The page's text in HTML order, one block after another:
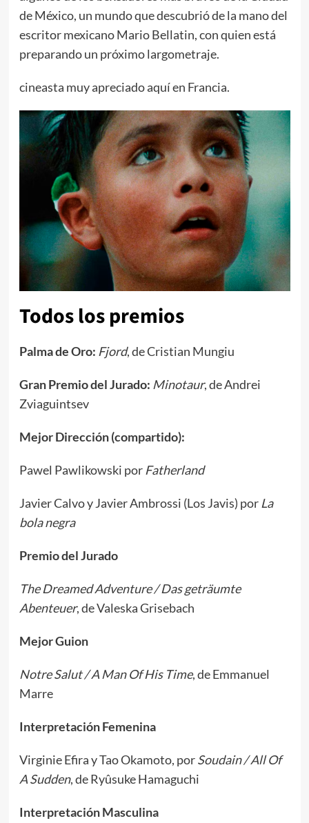
de México, un mundo que descubrió de la mano del
escritor mexicano Mario Bellatin, con quien está
preparando un próximo largometraje.
cineasta muy apreciado aquí en Francia.
Todos los premios
Palma de Oro: Fjord, de Cristian Mungiu
Gran Premio del Jurado: Minotaur, de Andrei
Zviaguintsev
Mejor Dirección (compartido):
Pawel Pawlikowski por Fatherland
Javier Calvo y Javier Ambrossi (Los Javis) por La
bola negra
Premio del Jurado
The Dreamed Adventure / Das geträumte
Abenteuer, de Valeska Grisebach
Mejor Guion
Notre Salut / A Man Of His Time, de Emmanuel
Marre
Interpretación Femenina
Virginie Efira y Tao Okamoto, porSoudain / All Of
A Sudden, de Ryûsuke Hamaguchi
Interpretación Masculina